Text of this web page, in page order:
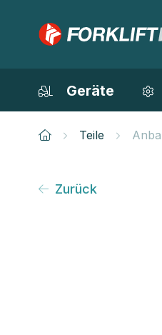
Geräte
Teile
Zurück